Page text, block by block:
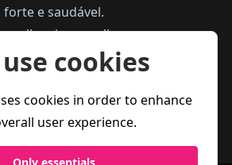
forte e saudável.
melhor, joga melhor.
cookies
cookies in order to enhance
user experience.
Only essentials